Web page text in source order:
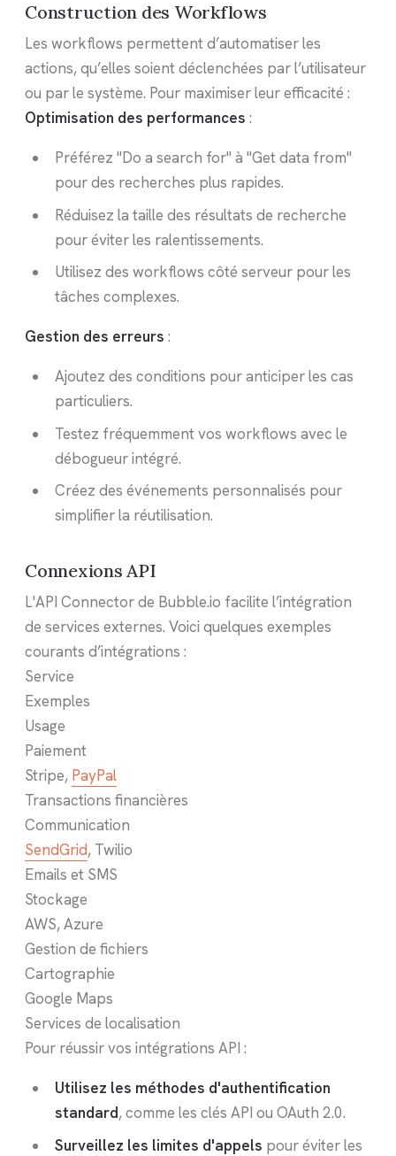
Construction des Workflows
Les workflows permettent d’automatiser les
actions, qu’elles soient déclenchées par l’utilisateur
ou par le système. Pour maximiser leur efficacité :
Optimisation des performances :
Préférez "Do a search for" à "Get data from"
pour des recherches plus rapides.
Réduisez la taille des résultats de recherche
pour éviter les ralentissements.
Utilisez des workflows côté serveur pour les
tâches complexes.
Gestion des erreurs :
Ajoutez des conditions pour anticiper les cas
particuliers.
Testez fréquemment vos workflows avec le
débogueur intégré.
Créez des événements personnalisés pour
simplifier la réutilisation.
Connexions API
L'API Connector de Bubble.io facilite l’intégration
de services externes. Voici quelques exemples
courants d’intégrations :
Service
Exemples
Usage
Paiement
Stripe, PayPal
Transactions financières
Communication
SendGrid, Twilio
Emails et SMS
Stockage
AWS, Azure
Gestion de fichiers
Cartographie
Google Maps
Services de localisation
Pour réussir vos intégrations API :
Utilisez les méthodes d'authentification
standard, comme les clés API ou OAuth 2.0.
Surveillez les limites d'appels pour éviter les